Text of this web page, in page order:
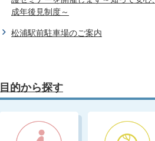
成年後見制度～
松浦駅前駐車場のご案内
目的から探す